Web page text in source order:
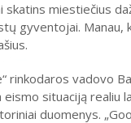
miestiečius
gyventojai. Manau,
rinkodaros vadovo
eismo situaciją
duomenys.